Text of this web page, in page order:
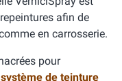
afin de
en carrosserie.
pour
système de teinture